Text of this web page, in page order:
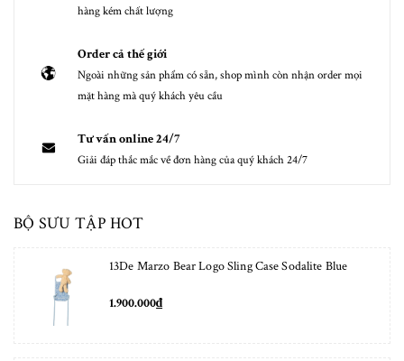
hàng kém chất lượng
Order cả thế giới
Ngoài những sản phẩm có sẵn, shop mình còn nhận order mọi
mặt hàng mà quý khách yêu cầu
Tư vấn online 24/7
Giải đáp thắc mắc về đơn hàng của quý khách 24/7
BỘ SƯU TẬP HOT
13De Marzo Bear Logo Sling Case Sodalite Blue
1.900.000₫